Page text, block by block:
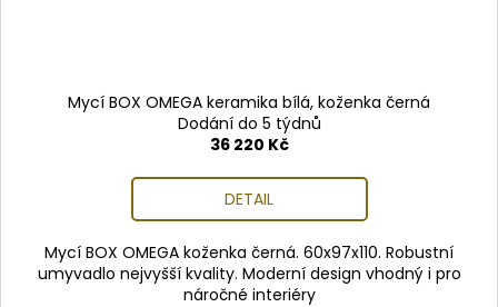
Mycí BOX OMEGA keramika bílá, koženka černá
Dodání do 5 týdnů
36 220 Kč
DETAIL
Mycí BOX OMEGA koženka černá. 60x97x110. Robustní
umyvadlo nejvyšší kvality. Moderní design vhodný i pro
náročné interiéry